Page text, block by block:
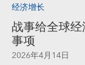
经济增长
战事给全球
事项
2026年4月14日